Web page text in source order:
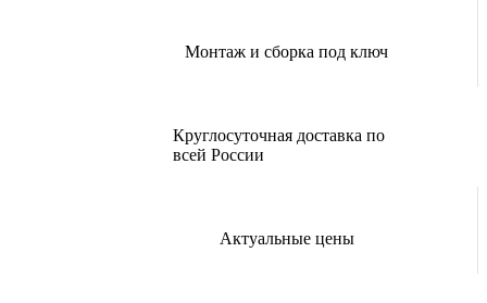
Монтаж и сборка под ключ
Круглосуточная доставка по
всей России
Актуальные цены